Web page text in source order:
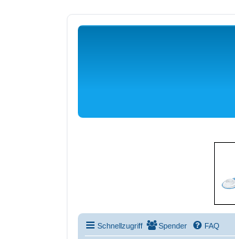
Schnellzugriff Spender FAQ